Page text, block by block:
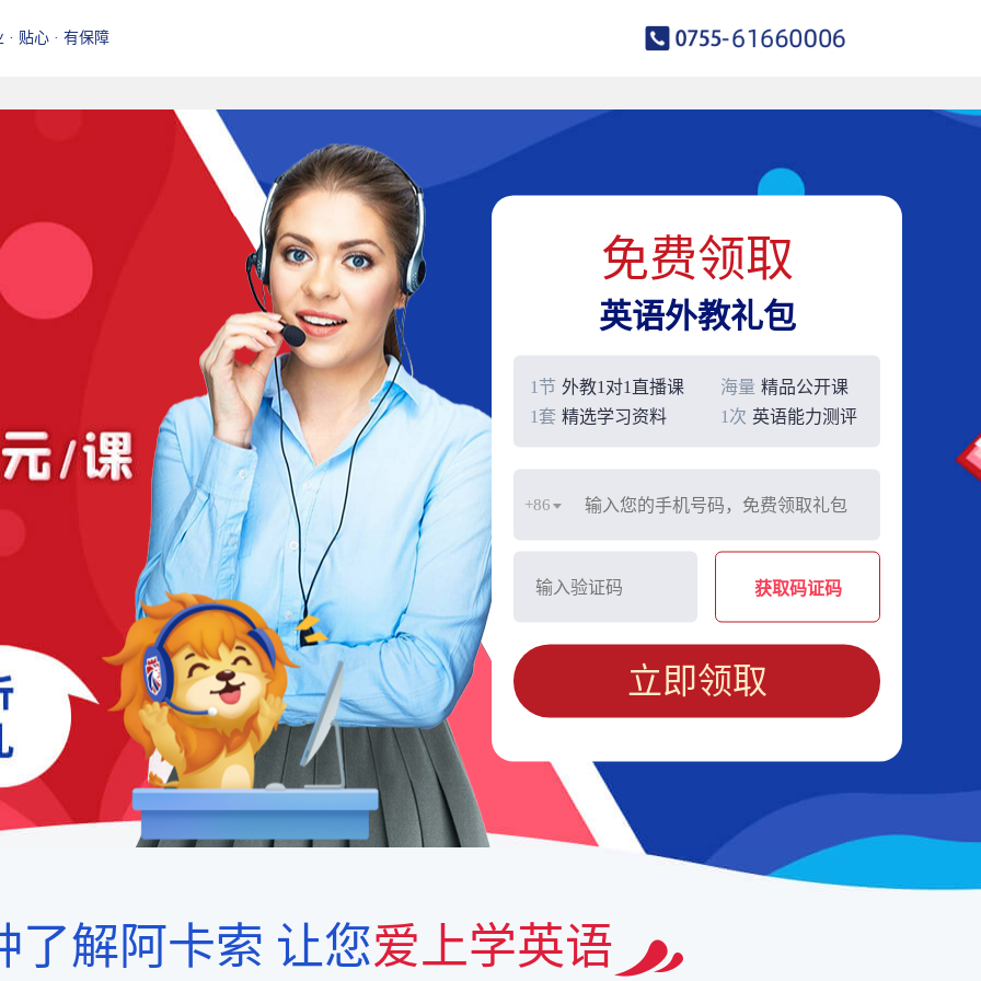
· 贴心 · 有保障
免费领取
英语外教礼包
1节 外教1对1直播课 海量 精品公开课
1套 精选学习资料 1次 英语能力测评
+86
获取码证码
立即领取
了解阿卡索 让您爱上学英语